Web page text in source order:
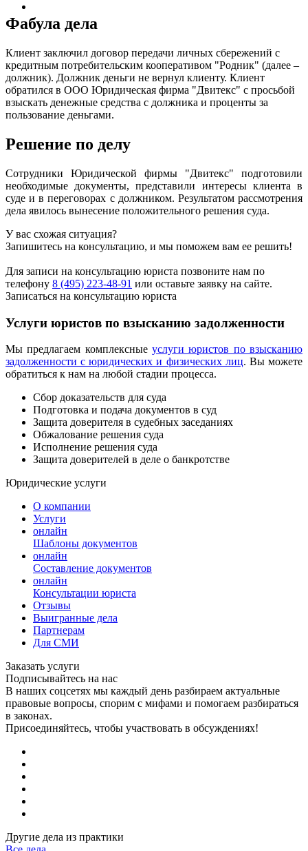
Фабула дела
Клиент заключил договор передачи личных сбережений с
кредитным потребительским кооперативом "Родник" (далее –
должник). Должник деньги не вернул клиенту. Клиент
обратился в ООО Юридическая фирма "Двитекс" с просьбой
взыскать денежные средства с должника и проценты за
пользование деньгами.
Решение по делу
Сотрудники Юридической фирмы "Двитекс" подготовили
необходимые документы, представили интересы клиента в
суде и в переговорах с должником. Результатом рассмотрения
дела явилось вынесение положительного решения суда.
У вас схожая ситуация?
Запишитесь на консультацию, и мы поможем вам ее решить!
Для записи на консультацию юриста позвоните нам по
телефону 8 (495) 223-48-91 или оставьте заявку на сайте.
Записаться на консультацию юриста
Услуги юристов по взысканию задолженности
Мы предлагаем комплексные услуги юристов по взысканию
задолженности с юридических и физических лиц. Вы можете
обратиться к нам на любой стадии процесса.
Сбор доказательств для суда
Подготовка и подача документов в суд
Защита доверителя в судебных заседаниях
Обжалование решения суда
Исполнение решения суда
Защита доверителей в деле о банкротстве
Юридические услуги
О компании
Услуги
онлайн
Шаблоны документов
онлайн
Составление документов
онлайн
Консультации юриста
Отзывы
Выигранные дела
Партнерам
Для СМИ
Заказать услуги
Подписывайтесь на нас
В наших соцсетях мы каждый день разбираем актуальные
правовые вопросы, спорим с мифами и помогаем разбираться
в законах.
Присоединяйтесь, чтобы участвовать в обсуждениях!
Другие дела из практики